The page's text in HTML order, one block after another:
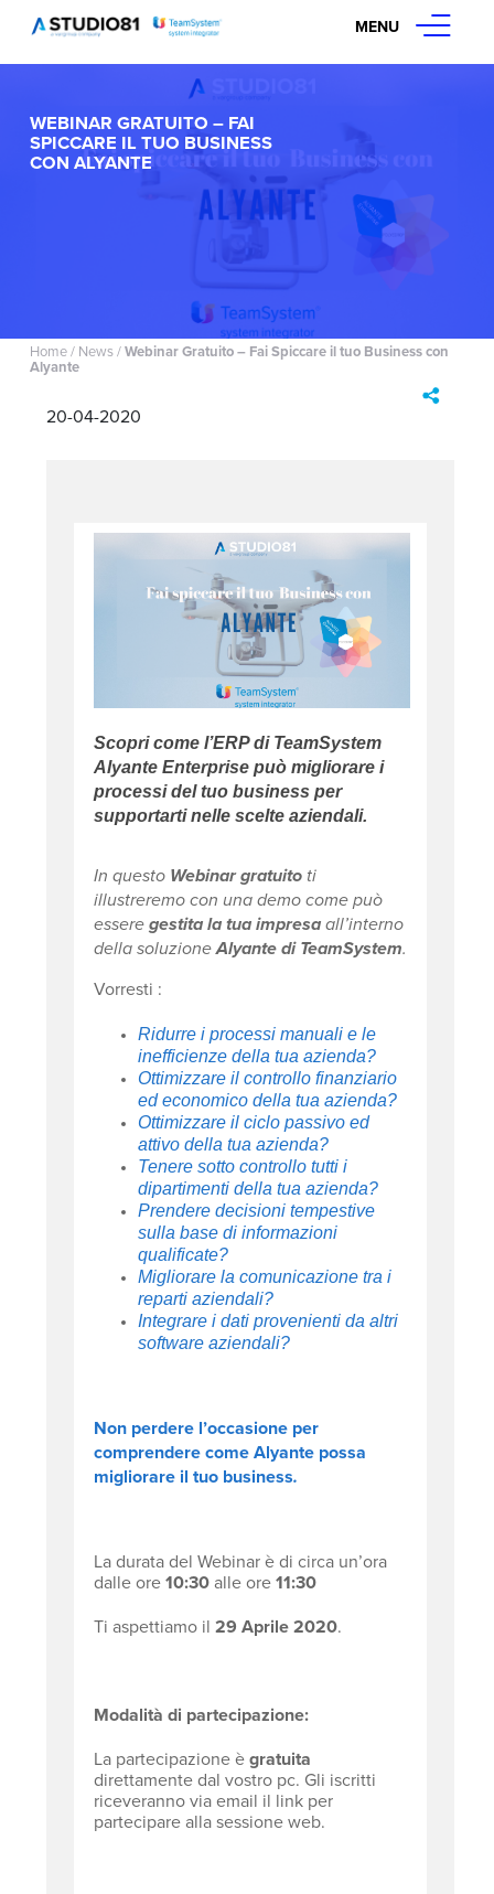
MENU
WEBINAR GRATUITO – FAI
SPICCARE IL TUO BUSINESS
CON ALYANTE
Home/ News/Webinar Gratuito – Fai Spiccare il tuo Business con
Alyante
20-04-2020
Scopri come l’ERP di TeamSystem
Alyante Enterprise può migliorare i
processi del tuo business per
supportarti nelle scelte aziendali.
In questo Webinar gratuitoti
illustreremo con una demo come può
essere gestita la tua impresa all’interno
della soluzioneAlyante di TeamSystem.
Vorresti :
Ridurre i processi manuali e le
inefficienze della tua azienda?
Ottimizzare il controllo finanziario
ed economico della tua azienda?
Ottimizzare il ciclo passivo ed
attivo della tua azienda?
Tenere sotto controllo tutti i
dipartimenti della tua azienda​?
Prendere decisioni tempestive
sulla base di informazioni
qualificate?
Migliorare la comunicazione tra i
reparti aziendali?
Integrare i dati provenienti da altri
software aziendali?
Non perdere l’occasione per
comprendere come Alyante possa
migliorare il tuo business.
La durata del Webinar è di circa un’ora
dalle ore 10:30alle ore 11:30
Ti aspettiamo il 29 Aprile 2020.
Modalità di partecipazione:
La partecipazione è gratuita
direttamente dal vostro pc. Gli iscritti
riceveranno via email il link per
partecipare alla sessione web.​